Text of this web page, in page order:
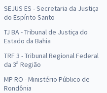
SEJUS ES - Secretaria da Justiça
do Espírito Santo
TJ BA - Tribunal de Justiça do
Estado da Bahia
TRF 3 - Tribunal Regional Federal
da 3ª Região
MP RO - Ministério Público de
Rondônia